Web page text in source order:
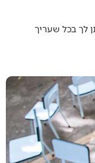
לך בכל שעריך